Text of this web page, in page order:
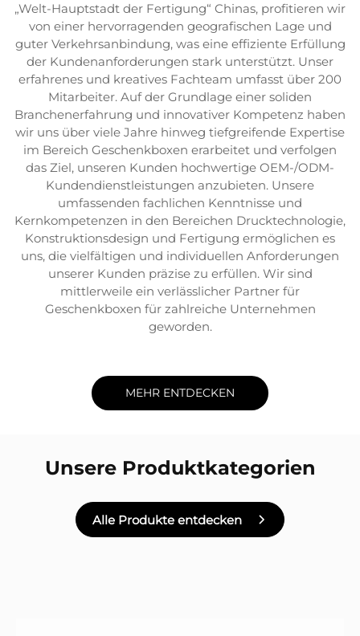
„Welt-Hauptstadt der Fertigung“ Chinas, profitieren wir
von einer hervorragenden geografischen Lage und
guter Verkehrsanbindung, was eine effiziente Erfüllung
der Kundenanforderungen stark unterstützt. Unser
erfahrenes und kreatives Fachteam umfasst über 200
Mitarbeiter. Auf der Grundlage einer soliden
Branchenerfahrung und innovativer Kompetenz haben
wir uns über viele Jahre hinweg tiefgreifende Expertise
im Bereich Geschenkboxen erarbeitet und verfolgen
das Ziel, unseren Kunden hochwertige OEM-/ODM-
Kundendienstleistungen anzubieten. Unsere
umfassenden fachlichen Kenntnisse und
Kernkompetenzen in den Bereichen Drucktechnologie,
Konstruktionsdesign und Fertigung ermöglichen es
uns, die vielfältigen und individuellen Anforderungen
unserer Kunden präzise zu erfüllen. Wir sind
mittlerweile ein verlässlicher Partner für
Geschenkboxen für zahlreiche Unternehmen
geworden.
MEHR ENTDECKEN
Unsere Produktkategorien
Alle Produkte entdecken